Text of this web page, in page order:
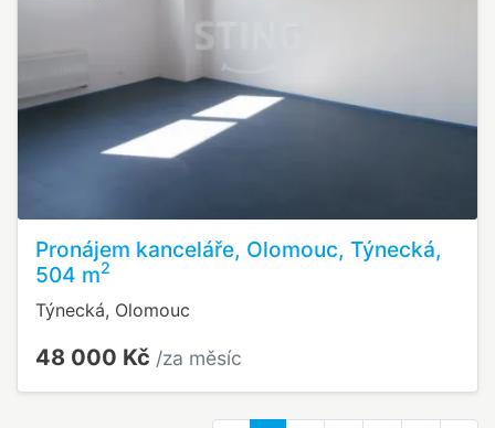
Pronájem kanceláře, Olomouc, Týnecká,
504 m2
Týnecká, Olomouc
48 000 Kč /za měsíc